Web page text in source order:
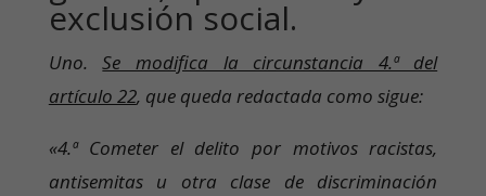
exclusión social.
Uno.Se modifica la circunstancia 4.ª del
artículo 22, que queda redactada como sigue:
«4.ª Cometer el delito por motivos racistas,
antisemitas u otra clase de discriminación